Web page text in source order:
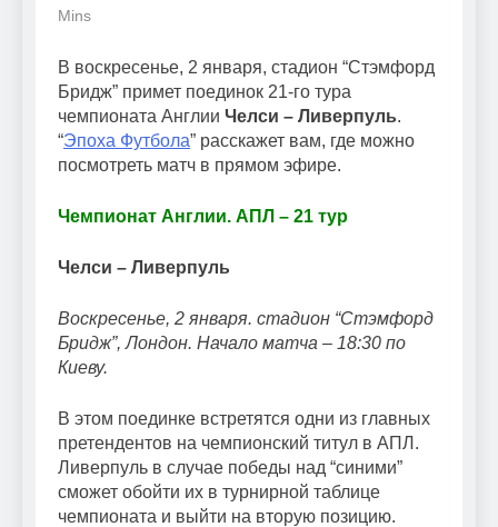
Mins
В воскресенье, 2 января, стадион “Стэмфорд
Бридж” примет поединок 21-го тура
чемпионата Англии Челси – Ливерпуль.
“Эпоха Футбола” расскажет вам, где можно
посмотреть матч в прямом эфире.
Чемпионат Англии. АПЛ – 21 тур
Челси – Ливерпуль
Воскресенье, 2 января. стадион “Стэмфорд
Бридж”, Лондон. Начало матча – 18:30 по
Киеву.
В этом поединке встретятся одни из главных
претендентов на чемпионский титул в АПЛ.
Ливерпуль в случае победы над “синими”
сможет обойти их в турнирной таблице
чемпионата и выйти на вторую позицию.